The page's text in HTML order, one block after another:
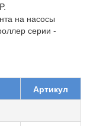
на насосы
серии -
Артикул